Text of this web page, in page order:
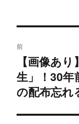
稿
ナ
ビ
ゲ
前
去
の
稿:
【画像あ
生」！30年
の配布忘れ